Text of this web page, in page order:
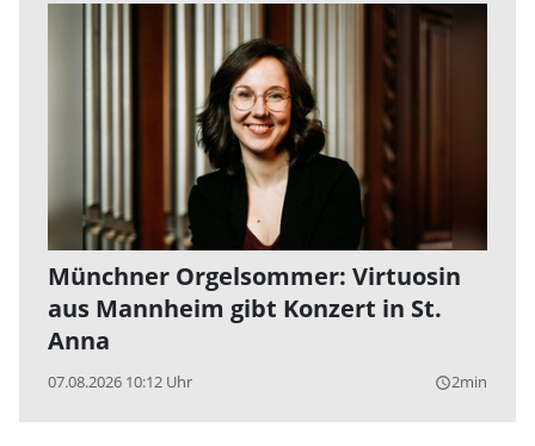
Münchner Orgelsommer: Virtuosin
aus Mannheim gibt Konzert in St.
Anna
07.08.2026 10:12 Uhr query_builder2min